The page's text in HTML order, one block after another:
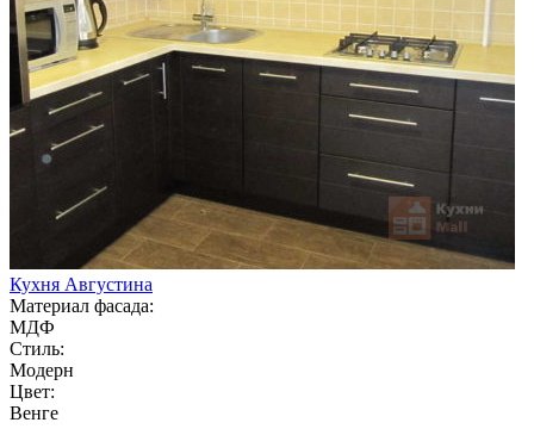
Кухня Августина
Материал фасада:
МДФ
Стиль:
Модерн
Цвет:
Венге